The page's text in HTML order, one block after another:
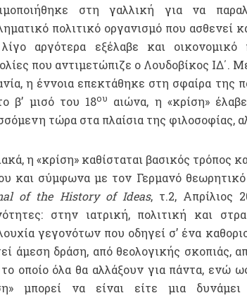
στη γαλλική για να
πολιτικό οργανισμό που ασθενεί
αργότερα εξέλαβε και οικονομικό
που αντιμετώπιζε ο Λουδοβίκος ΙΔ΄.
η έννοια επεκτάθηκε στη σφαίρα της
β’ μισό του 18ου
αιώνα, η «κρίση»
τώρα στα πλαίσια της φιλοσοφίας,
η «κρίση» καθίσταται βασικός τρόπος
και σύμφωνα με τον Γερμανό
of the History of Ideas, τ.2, Απρίλιος
στην ιατρική, πολιτική και
γεγονότων που οδηγεί σ’ ένα
άμεση δράση, από θεολογικής σκοπιάς,
οποίο όλα θα αλλάξουν για πάντα, ενώ
μπορεί να είναι είτε μια